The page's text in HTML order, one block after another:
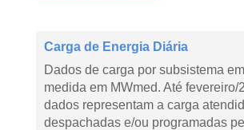
Carga de Energia Diária
Dados de carga por subsistema
medida em MWmed. Até fevereiro/
dados representam a carga
despachadas e/ou programadas